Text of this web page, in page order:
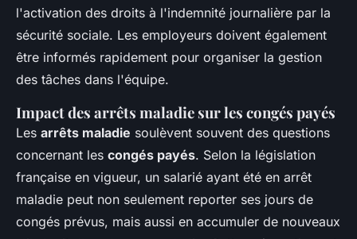
l'activation des droits à l'indemnité journalière par la
sécurité sociale. Les employeurs doivent également
être informés rapidement pour organiser la gestion
des tâches dans l'équipe.
Impact des arrêts maladie sur les congés payés
Les arrêts maladie soulèvent souvent des questions
concernant les congés payés. Selon la législation
française en vigueur, un salarié ayant été en arrêt
maladie peut non seulement reporter ses jours de
congés prévus, mais aussi en accumuler de nouveaux